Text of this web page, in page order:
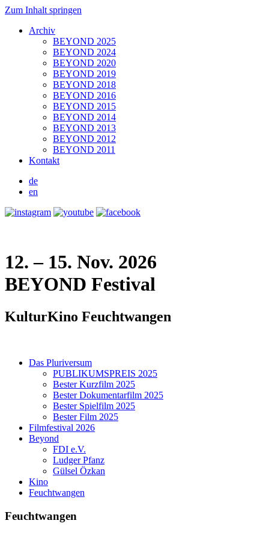
Zum Inhalt springen
Archiv
BEYOND 2025
BEYOND 2024
BEYOND 2020
BEYOND 2019
BEYOND 2018
BEYOND 2016
BEYOND 2015
BEYOND 2014
BEYOND 2013
BEYOND 2012
BEYOND 2011
Kontakt
de
en
12. – 15. Nov. 2026
BEYOND Festival
KulturKino Feuchtwangen
Das Pluriversum
PUBLIKUMSPREIS 2025
Bester Kurzfilm 2025
Bester Dokumentarfilm 2025
Bester Spielfilm 2025
Bester Film 2025
Filmfestival 2026
Beyond
FDI e.V.
Ludger Pfanz
Gülsel Özkan
Kino
Feuchtwangen
Feuchtwangen